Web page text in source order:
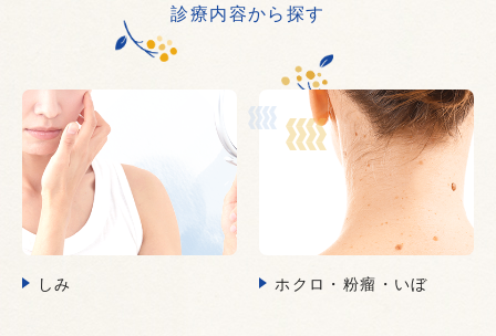
診療内容から探す
しみ ホクロ・粉瘤・いぼ